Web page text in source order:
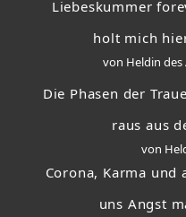
Liebeskummer
holt mich
von Heldin des
Die Phasen der
raus aus
von
Corona, Karma und
uns Angst